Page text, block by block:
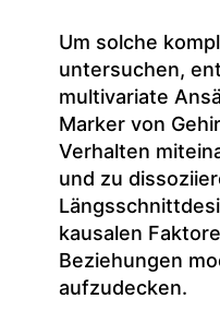
Um solche
untersuchen,
multivariate
Marker von
Verhalten
und zu
kausalen
Beziehungen
aufzudecken.